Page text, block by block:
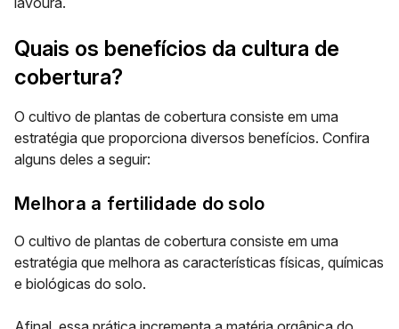
Quais os benefícios da cultura de
cobertura?
O cultivo de plantas de cobertura consiste em uma
estratégia que proporciona diversos benefícios. Confira
alguns deles a seguir:
Melhora a fertilidade do solo
O cultivo de plantas de cobertura consiste em uma
estratégia que melhora as características físicas, químicas
e biológicas do solo.